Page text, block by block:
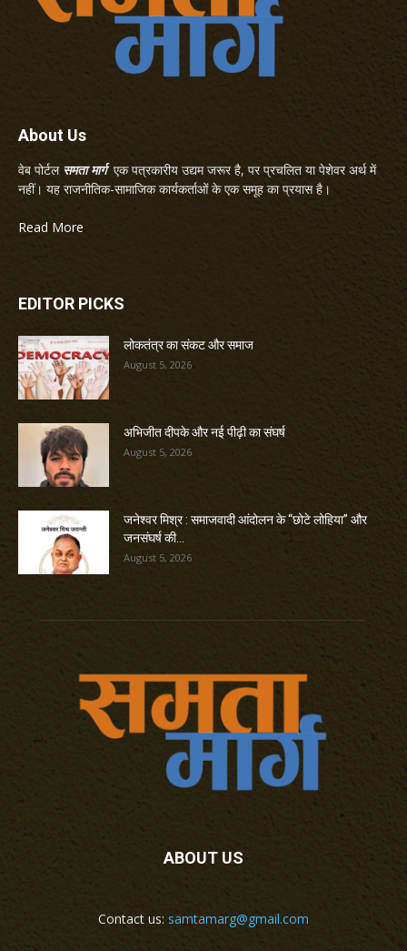
About Us
वेब पोर्टल समता मार्गएक पत्रकारीय उद्यम जरूर है, पर प्रचलित या पेशेवर अर्थ में
नहीं। यह राजनीतिक-सामाजिक कार्यकर्ताओं के एक समूह का प्रयास है।
Read More
EDITOR PICKS
लोकतंत्र का संकट और समाज
August 5, 2026
अभिजीत दीपके और नई पीढ़ी का संघर्ष
August 5, 2026
जनेश्वर मिश्र : समाजवादी आंदोलन के “छोटे लोहिया” और
जनसंघर्ष की...
August 5, 2026
ABOUT US
Contact us: samtamarg@gmail.com